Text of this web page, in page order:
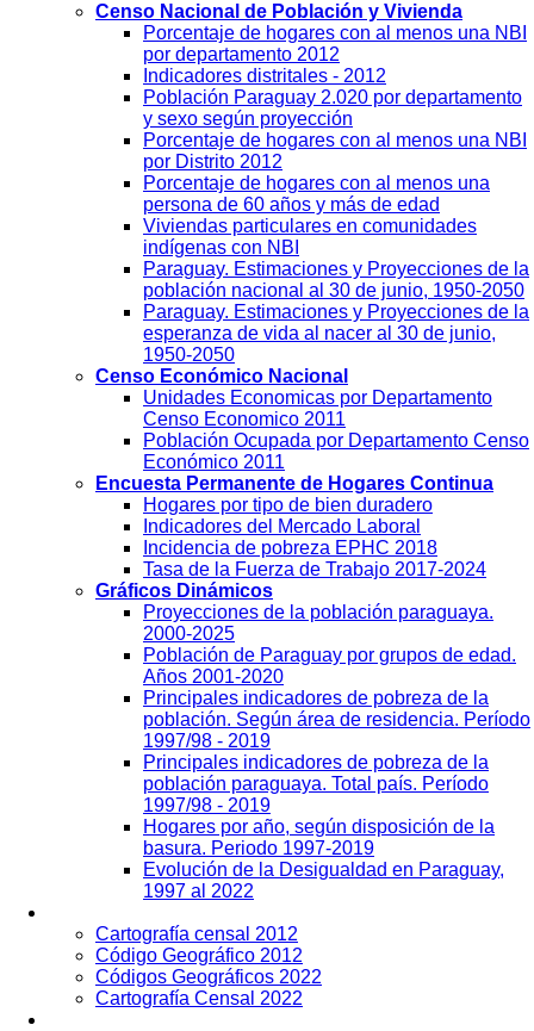
Censo Nacional de Población y Vivienda
Porcentaje de hogares con al menos una NBI
por departamento 2012
Indicadores distritales - 2012
Población Paraguay 2.020 por departamento
y sexo según proyección
Porcentaje de hogares con al menos una NBI
por Distrito 2012
Porcentaje de hogares con al menos una
persona de 60 años y más de edad
Viviendas particulares en comunidades
indígenas con NBI
Paraguay. Estimaciones y Proyecciones de la
población nacional al 30 de junio, 1950-2050
Paraguay. Estimaciones y Proyecciones de la
esperanza de vida al nacer al 30 de junio,
1950-2050
Censo Económico Nacional
Unidades Economicas por Departamento
Censo Economico 2011
Población Ocupada por Departamento Censo
Económico 2011
Encuesta Permanente de Hogares Continua
Hogares por tipo de bien duradero
Indicadores del Mercado Laboral
Incidencia de pobreza EPHC 2018
Tasa de la Fuerza de Trabajo 2017-2024
Gráficos Dinámicos
Proyecciones de la población paraguaya.
2000-2025
Población de Paraguay por grupos de edad.
Años 2001-2020
Principales indicadores de pobreza de la
población. Según área de residencia. Período
1997/98 - 2019
Principales indicadores de pobreza de la
población paraguaya. Total país. Período
1997/98 - 2019
Hogares por año, según disposición de la
basura. Periodo 1997-2019
Evolución de la Desigualdad en Paraguay,
1997 al 2022
Cartografía censal 2012
Código Geográfico 2012
Códigos Geográficos 2022
Cartografía Censal 2022